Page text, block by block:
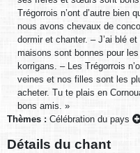
Trégorrois n’ont d’autre bien
nous avons chevaux de
dormir et chanter. – J’ai blé
maisons sont bonnes pour
korrigans. – Les Trégorrois
veines et nos filles sont les
acheter. Tu te plais en
bons amis. »
Thèmes : Célébration du pays
Détails du chant